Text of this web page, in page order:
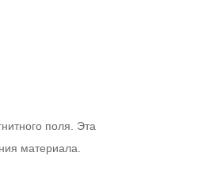
поля. Эта
материала.